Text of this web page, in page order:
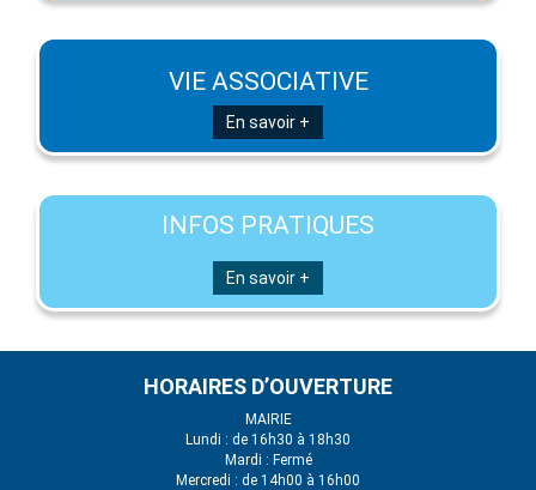
VIE ASSOCIATIVE
En savoir +
INFOS PRATIQUES
En savoir +
HORAIRES D’OUVERTURE
MAIRIE
Lundi : de 16h30 à 18h30
Mardi : Fermé
Mercredi : de 14h00 à 16h00